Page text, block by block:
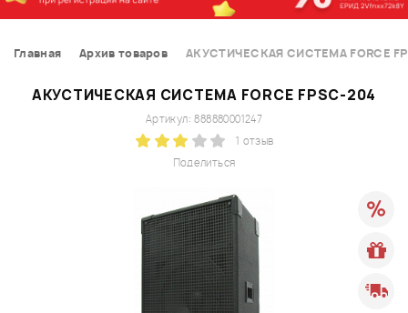
Главная Архив товаров АКУСТИЧЕСКАЯ СИСТЕМА FORCE
АКУСТИЧЕСКАЯ СИСТЕМА FORCE FPSC-204
Поделиться
Артикул: 888880001247
1 отзыв